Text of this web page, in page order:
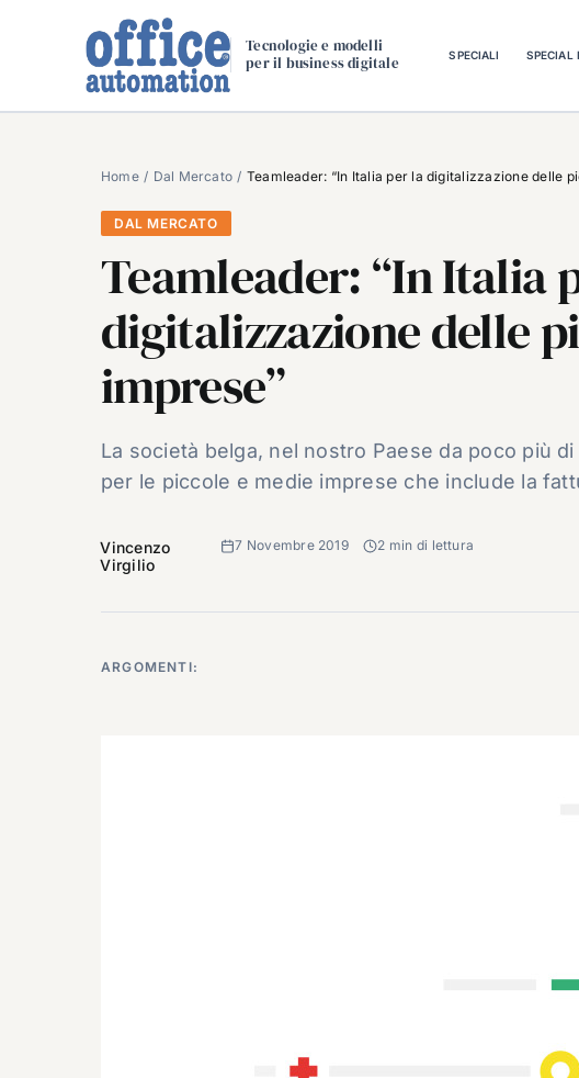
Tecnologie e modelli
per il business digitale
SPECIALI SPECIAL
Home Dal Mercato Teamleader: “In Italia per la digitalizzazione delle
DAL MERCATO
Teamleader: “In Italia
digitalizzazione delle
imprese”
La società belga, nel nostro Paese da poco più
per le piccole e medie imprese che include la
Vincenzo
Virgilio
7 Novembre 2019 2 min di lettura
ARGOMENTI: